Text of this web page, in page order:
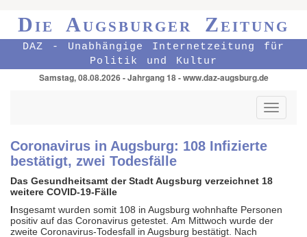
Die Augsburger Zeitung
DAZ - Unabhängige Internetzeitung für
Politik und Kultur
Samstag, 08.08.2026 - Jahrgang 18 - www.daz-augsburg.de
Toggle
Coronavirus in Augsburg: 108 Infizierte
bestätigt, zwei Todesfälle
Das Gesundheitsamt der Stadt Augsburg verzeichnet 18
weitere COVID-19-Fälle
Insgesamt wurden somit 108 in Augsburg wohnhafte Personen
positiv auf das Coronavirus getestet. Am Mittwoch wurde der
zweite Coronavirus-Todesfall in Augsburg bestätigt. Nach